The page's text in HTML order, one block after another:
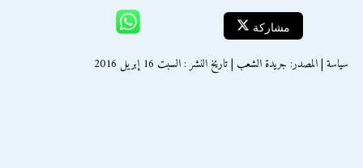
مشاركة
سياسة | المصدر: جريدة الشعب | تاريخ النشر : السبت 16 إبريل 2016